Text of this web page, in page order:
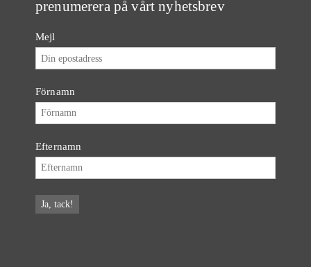
prenumerera på vårt nyhetsbrev
Mejl
Förnamn
Efternamn